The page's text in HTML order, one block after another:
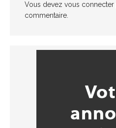
Vous devez vous connecter
commentaire.